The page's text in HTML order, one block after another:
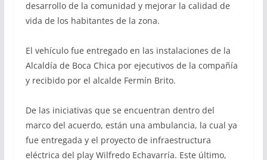
desarrollo de la comunidad y mejorar la calidad de
vida de los habitantes de la zona.
El vehículo fue entregado en las instalaciones de la
Alcaldía de Boca Chica por ejecutivos de la compañía
y recibido por el alcalde Fermín Brito.
De las iniciativas que se encuentran dentro del
marco del acuerdo, están una ambulancia, la cual ya
fue entregada y el proyecto de infraestructura
eléctrica del play Wilfredo Echavarría. Este último,